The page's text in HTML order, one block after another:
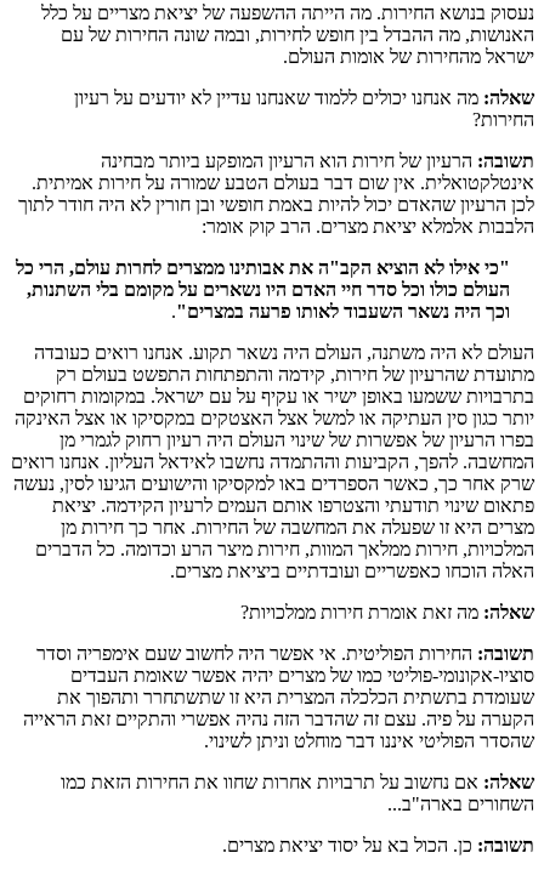
נעסוק בנושא החירות. מה הייתה ההשפעה של יציאת מצריים על כלל
האנושות, מה ההבדל בין חופש לחירות, ובמה שונה החירות של עם
ישראל מהחירות של אומות העולם.
שאלה: מה אנחנו יכולים ללמוד שאנחנו עדיין לא יודעים על רעיון
החירות?
תשובה: הרעיון של חירות הוא הרעיון המופקע ביותר מבחינה
אינטלקטואלית. אין שום דבר בעולם הטבע שמורה על חירות אמיתית.
לכן הרעיון שהאדם יכול להיות באמת חופשי ובן חורין לא היה חודר לתוך
הלבבות אלמלא יציאת מצרים. הרב קוק אומר:
"כי אילו לא הוציא הקב"ה את אבותינו ממצרים לחרות עולם, הרי כל
העולם כולו וכל סדר חיי האדם היו נשארים על מקומם בלי השתנות,
וכך היה נשאר השעבוד לאותו פרעה במצרים".
העולם לא היה משתנה, העולם היה נשאר תקוע. אנחנו רואים כעובדה
מתועדת שהרעיון של חירות, קידמה והתפתחות התפשט בעולם רק
בתרבויות ששמעו באופן ישיר או עקיף על עם ישראל. במקומות רחוקים
יותר כגון סין העתיקה או למשל אצל האצטקים במקסיקו או אצל האינקה
בפרו הרעיון של אפשרות של שינוי העולם היה רעיון רחוק לגמרי מן
המחשבה. להפך, הקביעות וההתמדה נחשבו לאידאל העליון. אנחנו רואים
שרק אחר כך, כאשר הספרדים באו למקסיקו והישועים הגיעו לסין, נעשה
פתאום שינוי תודעתי והצטרפו אותם העמים לרעיון הקידמה. יציאת
מצרים היא זו שפעלה את המחשבה של החירות. אחר כך חירות מן
המלכויות, חירות ממלאך המוות, חירות מיצר הרע וכדומה. כל הדברים
האלה הוכחו כאפשריים ועובדתיים ביציאת מצרים.
שאלה: מה זאת אומרת חירות ממלכויות?
תשובה: החירות הפוליטית. אי אפשר היה לחשוב שעם אימפריה וסדר
סוציו-אקונומי-פוליטי כמו של מצרים יהיה אפשר שאומת העבדים
שעומדת בתשתית הכלכלה המצרית היא זו שתשתחרר ותהפוך את
הקערה על פיה. עצם זה שהדבר הזה נהיה אפשרי והתקיים זאת הראייה
שהסדר הפוליטי איננו דבר מוחלט וניתן לשינוי.
שאלה: אם נחשוב על תרבויות אחרות שחוו את החירות הזאת כמו
השחורים בארה"ב...
תשובה: כן. הכול בא על יסוד יציאת מצרים.